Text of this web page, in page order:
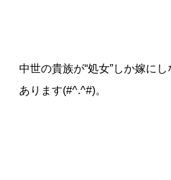
中世の貴族が“処女”しか嫁に
あります(#^.^#)。